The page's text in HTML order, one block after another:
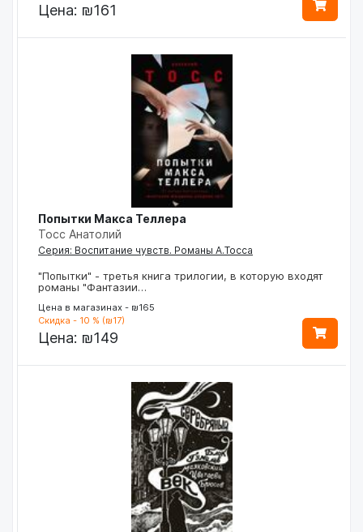
Цена: ₪161
Попытки Макса Теллера
Тосс Анатолий
Серия: Воспитание чувств. Романы А.Тосса
"Попытки" - третья книга трилогии, в которую входят
романы "Фантазии…
Цена в магазинах - ₪165
Скидка - 10 % (₪17)
Цена: ₪149